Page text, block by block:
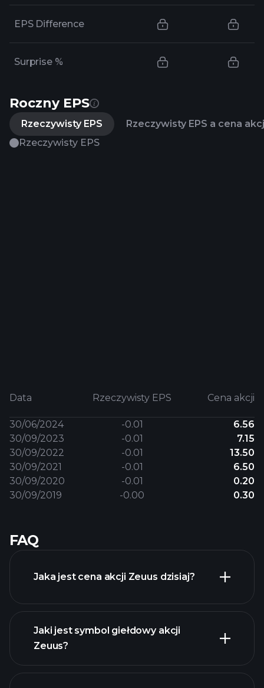
EPS Difference
Surprise %
Roczny EPS
Rzeczywisty EPS
Rzeczywisty EPS a cena
Rzeczywisty EPS
Data Rzeczywisty EPS Cena akcji
30/06/2024 -0.01
6.56
30/09/2023
-0.01
7.15
30/09/2022
-0.01
13.50
30/09/2021
-0.01
6.50
30/09/2020
-0.01
0.20
30/09/2019
-0.00 0.30
FAQ
Jaka jest cena akcji Zeuus dzisiaj?
Jaki jest symbol giełdowy akcji
Zeuus?